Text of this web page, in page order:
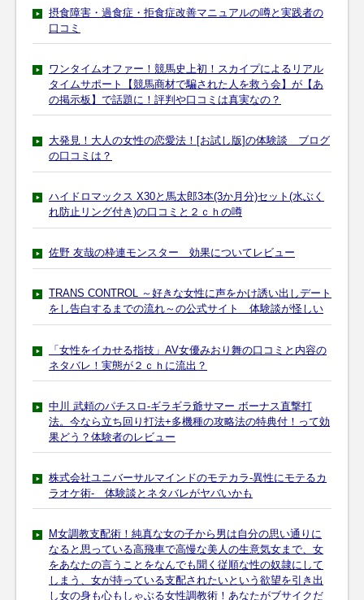
摂食障害・過食症・拒食症改善マニュアルの噂と実践者の
口コミ
ワンタイムオファー！競馬史上初！スカイプによるリアル
タイムサポート【競馬商材で騙された人を救う会】が【あ
の掲示板】で話題に！評判や口コミは真実なの？
大発見！大人の女性の恋愛法！[お試し版]の体験談 ブログ
の口コミは？
ハイドロマックス X30と馬太郎3本(3か月分)セット(水ぶく
れ防止リング付き)の口コミと２ｃｈの噂
佐野 友哉の枠連モンスター 効果についてレビュー
TRANS CONTROL ～好きな女性に声をかけ誘い出しデート
をし告白するまでの流れ～の公式サイト 体験談が怪しい
「女性をイカせる指技」AV女優みおり舞の口コミと内容の
ネタバレ！実態が２ｃｈに流出？
中川 武頼のパチスロ-ギラギラ爺サマー ボーナス直撃打
法。今なら立ち回り打法+多機種の攻略法の特典付！って効
果どう？体験者のレビュー
株式会社ユニバーサルマインドのモテカラ-異性にモテるカ
ラオケ術- 体験談とネタバレがヤバいかも
M女調教支配術！純真な女の子から男は自分の思い通りに
なると思っている高飛車で高慢な美人の生意気女まで、女
をあなたの言うことをなんでも聞く従順な性の奴隷にして
しまう、女が持っている支配されたいという欲望を引き出
し女の身も心もしゃぶる女性調教術！あなたがブサイクだ